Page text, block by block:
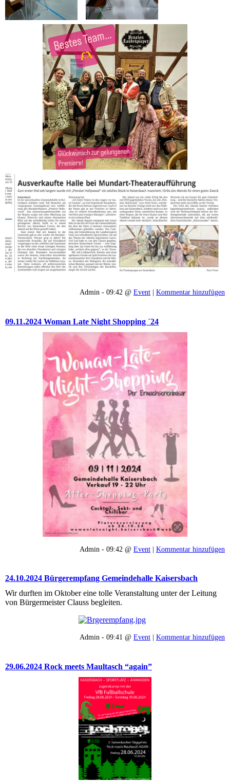
Admin - 09:42 @ Event | Kommentar hinzufügen
09.11.2024 Woman Late Night Shopping ´24
Admin - 09:42 @ Event | Kommentar hinzufügen
24.10.2024 Bürgerempfang Gemeindehalle Kaisersbach
Wir durften im Oktober eine tolle Veranstaltung unter der Leitung
von Bürgermeister Clauss begleiten.
Admin - 09:41 @ Event | Kommentar hinzufügen
29.06.2024 Rock meets Maultasch “again”